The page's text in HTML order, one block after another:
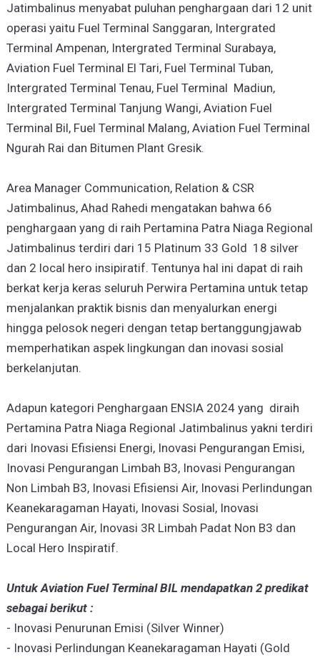
Jatimbalinus menyabat puluhan penghargaan dari 12 unit
operasi yaitu Fuel Terminal Sanggaran, Intergrated
Terminal Ampenan, Intergrated Terminal Surabaya,
Aviation Fuel Terminal El Tari, Fuel Terminal Tuban,
Intergrated Terminal Tenau, Fuel Terminal Madiun,
Intergrated Terminal Tanjung Wangi, Aviation Fuel
Terminal Bil, Fuel Terminal Malang, Aviation Fuel Terminal
Ngurah Rai dan Bitumen Plant Gresik.
Area Manager Communication, Relation & CSR
Jatimbalinus, Ahad Rahedi mengatakan bahwa 66
penghargaan yang di raih Pertamina Patra Niaga Regional
Jatimbalinus terdiri dari 15 Platinum 33 Gold 18 silver
dan 2 local hero insipiratif. Tentunya hal ini dapat di raih
berkat kerja keras seluruh Perwira Pertamina untuk tetap
menjalankan praktik bisnis dan menyalurkan energi
hingga pelosok negeri dengan tetap bertanggungjawab
memperhatikan aspek lingkungan dan inovasi sosial
berkelanjutan.
Adapun kategori Penghargaan ENSIA 2024 yang diraih
Pertamina Patra Niaga Regional Jatimbalinus yakni terdiri
dari Inovasi Efisiensi Energi, Inovasi Pengurangan Emisi,
Inovasi Pengurangan Limbah B3, Inovasi Pengurangan
Non Limbah B3, Inovasi Efisiensi Air, Inovasi Perlindungan
Keanekaragaman Hayati, Inovasi Sosial, Inovasi
Pengurangan Air, Inovasi 3R Limbah Padat Non B3 dan
Local Hero Inspiratif.
Untuk Aviation Fuel Terminal BIL mendapatkan 2 predikat
sebagai berikut :
- Inovasi Penurunan Emisi (Silver Winner)
- Inovasi Perlindungan Keanekaragaman Hayati (Gold